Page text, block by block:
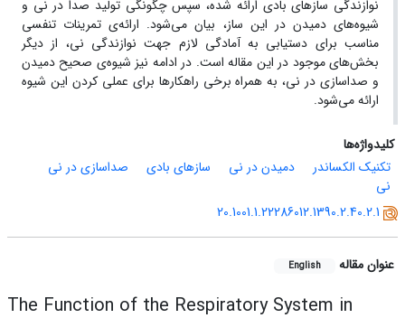
نوازندگی سازهای بادی ارائه شده، سپس چگونگی تولید صدا در نی و
شیوه‌های دمیدن در این ساز، بیان می‌شود. ارائه‌ی تمرینات تنفسی
مناسب برای دستیابی به آمادگی لازم جهت نوازندگی نی، از دیگر
بخش‌های موجود در این مقاله است. در ادامه نیز شیوه‌ی صحیح دمیدن
و صداسازی در نی، به همراه برخی راهکارها برای عملی کردن این شیوه
ارائه می‌شود.
کلیدواژه‌ها
تکنیک الکساندر
دمیدن در نی سازهای بادی
صداسازی در نی
نی‌
20.1001.1.22286012.1390.2.40.2.1
عنوان مقاله English
The Function of the Respiratory System in